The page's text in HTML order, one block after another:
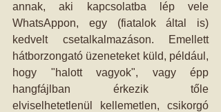
annak, aki kapcsolatba lép vele
WhatsAppon, egy (fiatalok által is)
kedvelt csetalkalmazáson. Emellett
hátborzongató üzeneteket küld, például,
hogy "halott vagyok", vagy épp
hangfájlban érkezik tőle
elviselhetetlenül kellemetlen, csikorgó